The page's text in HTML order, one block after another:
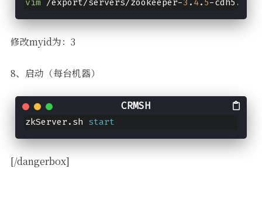
修改myid为：3
8、启动（每台机器）
zkServer.sh start
[/dangerbox]